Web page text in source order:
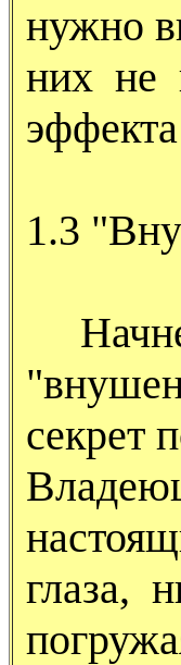
нужно
них не
1.3
секрет
глаза,